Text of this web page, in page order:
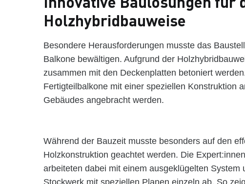
Holzhybridbauweise
Besondere Herausforderungen musste das
Balkone bewältigen. Aufgrund der
zusammen mit den Deckenplatten betoniert
Fertigteilbalkone mit einer speziellen Konstruktion
Gebäudes angebracht werden.
Während der Bauzeit musste besonders auf den
Holzkonstruktion geachtet werden. Die
arbeiteten dabei mit einem ausgeklügelten System